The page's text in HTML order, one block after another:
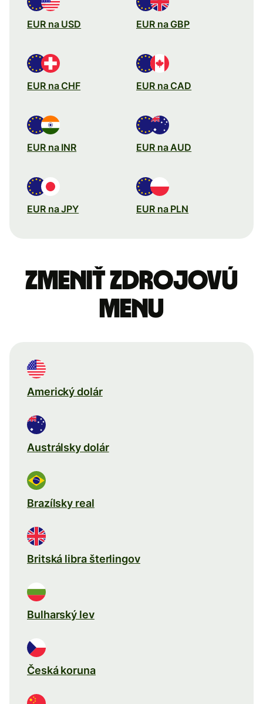
EUR na USD EUR na GBP
EUR na CHF EUR na CAD
EUR na INR EUR na AUD
EUR na JPY EUR na PLN
Zmeniť zdrojovú
menu
Americký dolár
Austrálsky dolár
Brazílsky real
Britská libra šterlingov
Bulharský lev
Česká koruna